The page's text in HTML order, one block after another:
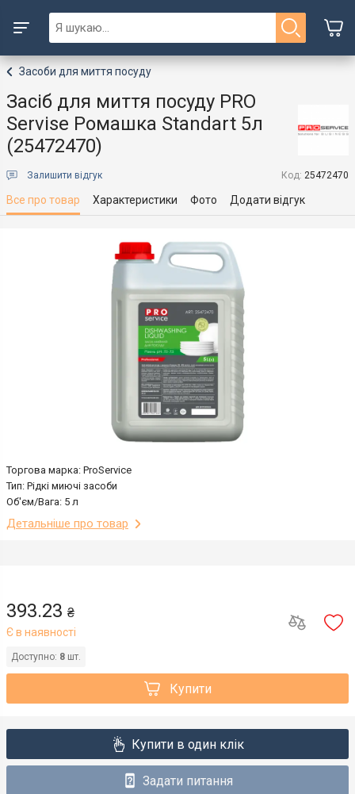
Засоби для миття посуду
Засіб для миття посуду PRO
Servise Ромашка Standart 5л
(25472470)
Залишити відгук Код: 25472470
Все про товар Характеристики Фото Додати відгук
Торгова марка: ProService
Тип: Рідкі миючі засоби
Об'єм/Вага: 5 л
Детальніше про товар
393.23 ₴
Є в наявності
Доступно: 8 шт.
Купити
Купити в один клік
Задати питання